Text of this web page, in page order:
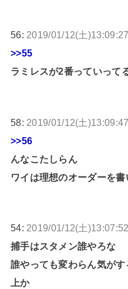
56: 2019/01/12(土)13:09:27
>>55
ラミレスが2番っていって
58: 2019/01/12(土)13:09:47
>>56
んなこたしらん
ワイは理想のオーダーを書
54: 2019/01/12(土)13:07:52
捕手はスタメン誰やろな
誰やっても変わらん気が
上か